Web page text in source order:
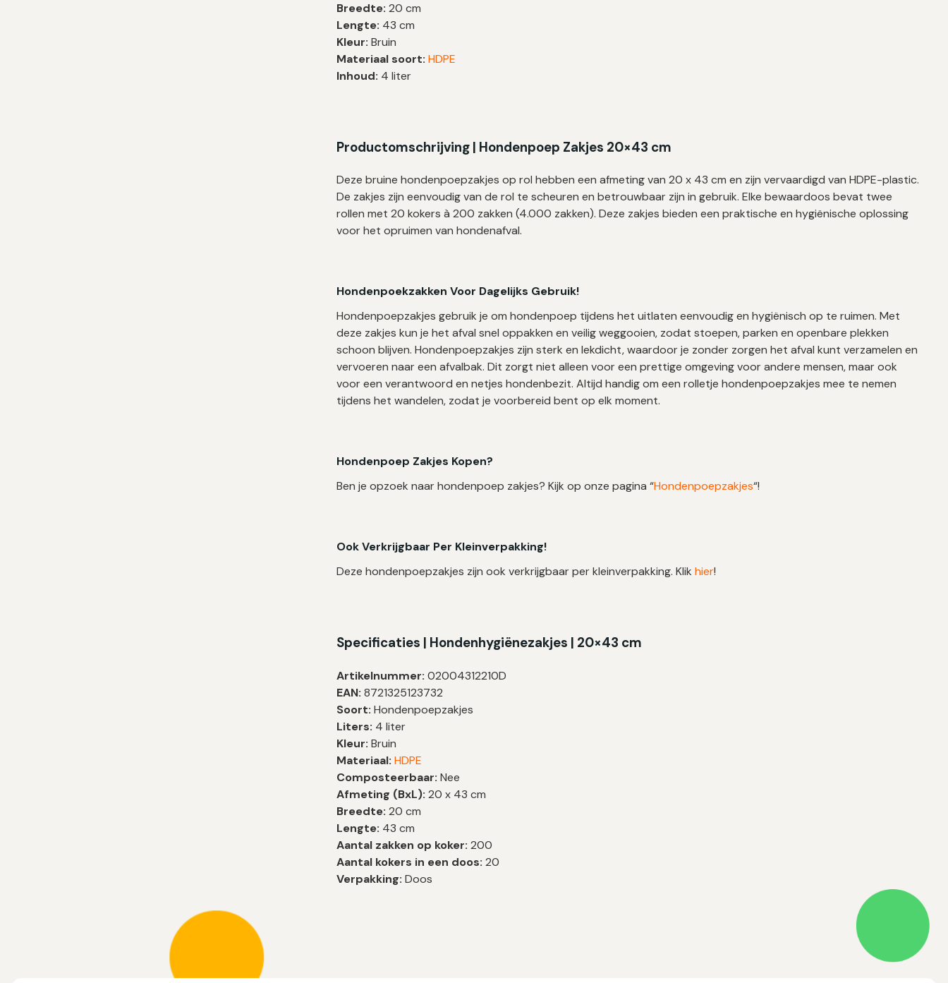
|
20×43
cm
–
4.000
Breedte: 20 cm
Lengte: 43 cm
Kleur: Bruin
Materiaal soort: HDPE
Inhoud: 4 liter
Productomschrijving | Hondenpoep Zakjes 20×43 cm
Deze bruine hondenpoepzakjes op rol hebben een afmeting van 20 x 43 cm en zijn vervaardigd van HDPE-plastic.
De zakjes zijn eenvoudig van de rol te scheuren en betrouwbaar zijn in gebruik. Elke bewaardoos bevat twee
rollen met 20 kokers à 200 zakken (4.000 zakken). Deze zakjes bieden een praktische en hygiënische oplossing
voor het opruimen van hondenafval.
Hondenpoekzakken Voor Dagelijks Gebruik!
Hondenpoepzakjes gebruik je om hondenpoep tijdens het uitlaten eenvoudig en hygiënisch op te ruimen. Met
deze zakjes kun je het afval snel oppakken en veilig weggooien, zodat stoepen, parken en openbare plekken
schoon blijven. Hondenpoepzakjes zijn sterk en lekdicht, waardoor je zonder zorgen het afval kunt verzamelen en
vervoeren naar een afvalbak. Dit zorgt niet alleen voor een prettige omgeving voor andere mensen, maar ook
voor een verantwoord en netjes hondenbezit. Altijd handig om een rolletje hondenpoepzakjes mee te nemen
tijdens het wandelen, zodat je voorbereid bent op elk moment.
Hondenpoep Zakjes Kopen?
Ben je opzoek naar hondenpoep zakjes? Kijk op onze pagina “Hondenpoepzakjes“!
Ook Verkrijgbaar Per Kleinverpakking!
Deze hondenpoepzakjes zijn ook verkrijgbaar per kleinverpakking. Klikhier!
Specificaties | Hondenhygiënezakjes | 20×43 cm
Artikelnummer: 02004312210D
EAN:8721325123732
Soort: Hondenpoepzakjes
Liters: 4 liter
Kleur: Bruin
Materiaal: HDPE
Composteerbaar:Nee
Afmeting (BxL): 20 x 43 cm
Breedte: 20 cm
Lengte: 43 cm
Aantal zakken op koker: 200
Aantal kokers in een doos:20
Verpakking: Doos